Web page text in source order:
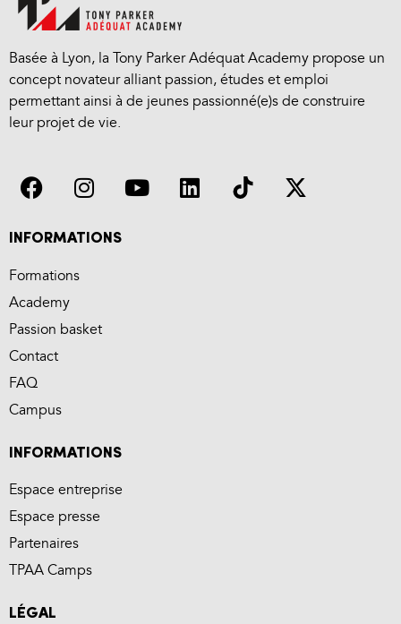
Basée à Lyon, la Tony Parker Adéquat Academy propose un
concept novateur alliant passion, études et emploi
permettant ainsi à de jeunes passionné(e)s de construire
leur projet de vie.
INFORMATIONS
Formations
Academy
Passion basket
Contact
FAQ
Campus
INFORMATIONS
Espace entreprise
Espace presse
Partenaires
TPAA Camps
LÉGAL